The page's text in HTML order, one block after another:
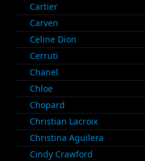
Cartier
Carven
Celine Dion
Cerruti
Chanel
Chloe
Chopard
Christian Lacroix
Christina Aguilera
Cindy Crawford